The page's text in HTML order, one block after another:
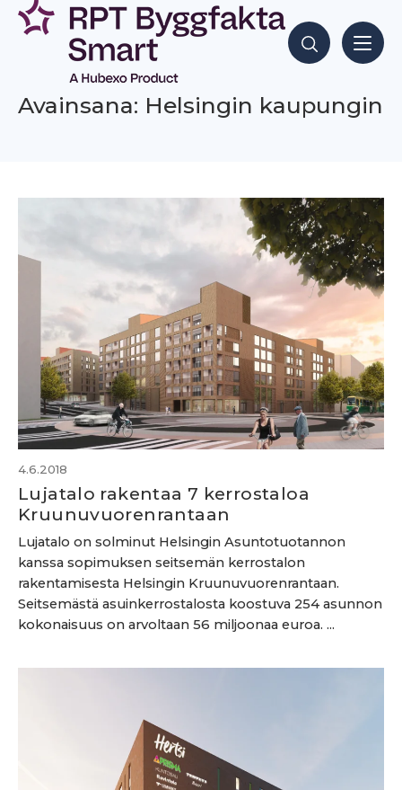
Siirry
sisältöön
Hae sisältöjä
Avainsana: Helsingin kaupungin
4.6.2018
Lujatalo rakentaa 7 kerrostaloa
Kruunuvuorenrantaan
Lujatalo on solminut Helsingin Asuntotuotannon
kanssa sopimuksen seitsemän kerrostalon
rakentamisesta Helsingin Kruunuvuorenrantaan.
Seitsemästä asuinkerrostalosta koostuva 254 asunnon
kokonaisuus on arvoltaan 56 miljoonaa euroa. ...